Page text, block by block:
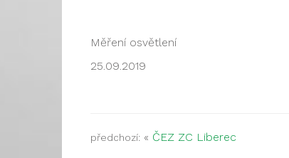
Měření osvětlení
25.09.2019
předchozí: « ČEZ ZC Liberec